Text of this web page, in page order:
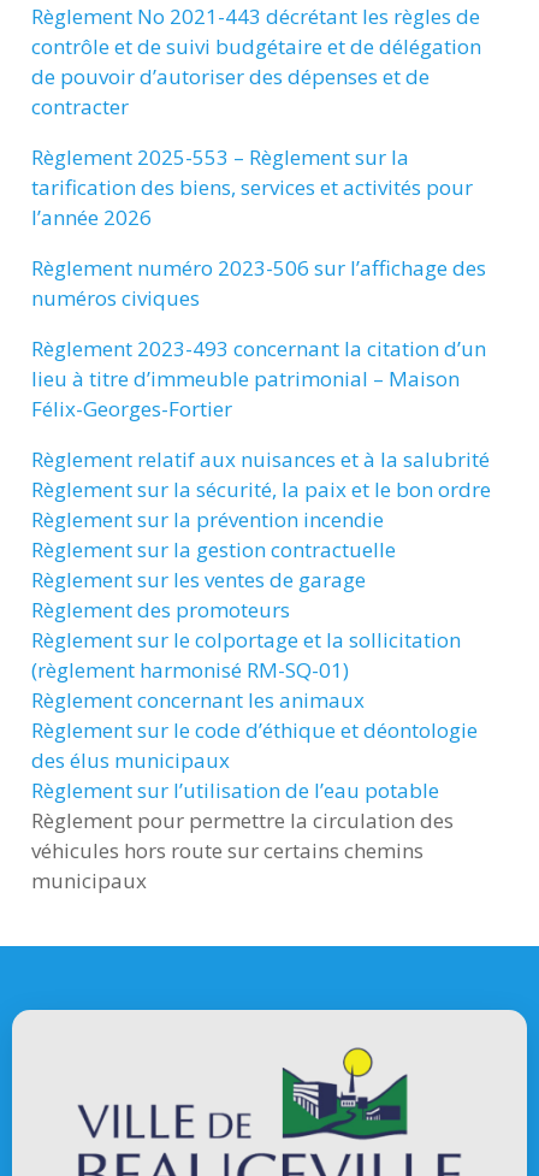
Règlement No 2021-443 décrétant les règles de
contrôle et de suivi budgétaire et de délégation
de pouvoir d’autoriser des dépenses et de
contracter
Règlement 2025-553 – Règlement sur la
tarification des biens, services et activités pour
l’année 2026
Règlement numéro 2023-506 sur l’affichage des
numéros civiques
Règlement 2023-493 concernant la citation d’un
lieu à titre d’immeuble patrimonial – Maison
Félix-Georges-Fortier
Règlement relatif aux nuisances et à la salubrité
Règlement sur la sécurité, la paix et le bon ordre
Règlement sur la prévention incendie
Règlement sur la gestion contractuelle
Règlement sur les ventes de garage
Règlement des promoteurs
Règlement sur le colportage et la sollicitation
(règlement harmonisé RM-SQ-01)
Règlement concernant les animaux
Règlement sur le code d’éthique et déontologie
des élus municipaux
Règlement sur l’utilisation de l’eau potable
Règlement pour permettre la circulation des
véhicules hors route sur certains chemins
municipaux